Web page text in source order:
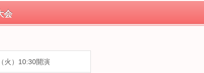
会
火）10:30開演